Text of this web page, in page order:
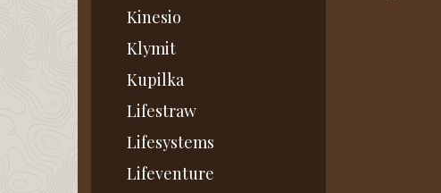
Kinesio
Klymit
Kupilka
Lifestraw
Lifesystems
Lifeventure